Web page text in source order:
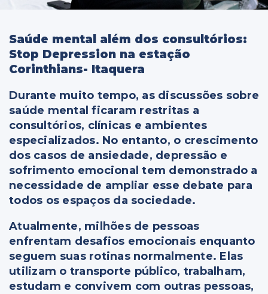
Saúde mental além dos consultórios:
Stop Depression na estação
Corinthians- Itaquera
Durante muito tempo, as discussões sobre
saúde mental ficaram restritas a
consultórios, clínicas e ambientes
especializados. No entanto, o crescimento
dos casos de ansiedade, depressão e
sofrimento emocional tem demonstrado a
necessidade de ampliar esse debate para
todos os espaços da sociedade.
Atualmente, milhões de pessoas
enfrentam desafios emocionais enquanto
seguem suas rotinas normalmente. Elas
utilizam o transporte público, trabalham,
estudam e convivem com outras pessoas,